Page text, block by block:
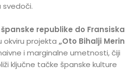
svedoči.
španske republike do Fransiska
okviru projekta„Oto Bihalji Merin
i marginalne umetnosti, čiji
ključne tačke španske kulture